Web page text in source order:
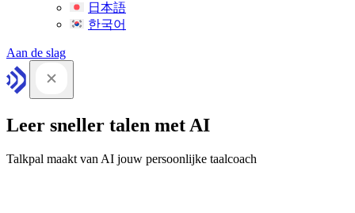
日本語
한국어
Aan de slag
Leer sneller talen met AI
Talkpal maakt van AI jouw persoonlijke taalcoach